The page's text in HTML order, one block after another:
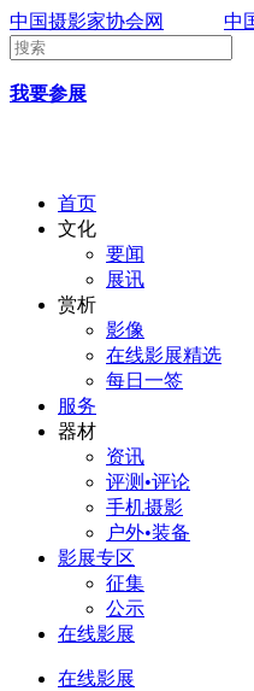
中国摄影家协会网 中
我要参展
首页
文化
要闻
展讯
赏析
影像
在线影展精选
每日一签
服务
器材
资讯
评测•评论
手机摄影
户外•装备
影展专区
征集
公示
在线影展
在线影展